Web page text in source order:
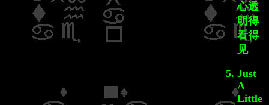
心透
明得
看得
见
Just
A
Little